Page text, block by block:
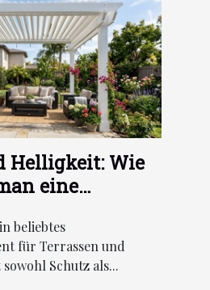
Helligkeit: Wie
eine
des
nach
beliebtes
für Terrassen und
Schutz als...